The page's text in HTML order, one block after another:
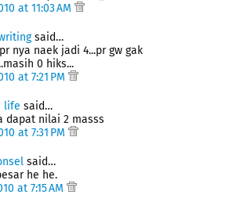
at 11:03 AM
said…
nya naek jadi 4...pr gw gak
0 hiks...
at 7:21 PM
life said…
dapat nilai 2 masss
at 7:31 PM
said…
he he.
at 7:15 AM